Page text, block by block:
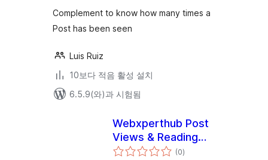
점
Complement to know how many times a
Post has been seen
Luis Ruiz
10보다 적음 활성 설치
6.5.9(와)과 시험됨
Webxperthub Post
Views & Reading
Time
(0전
체)